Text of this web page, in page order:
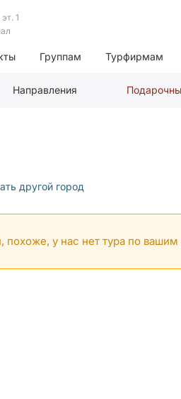
1
Группам Турфирмам
Направления
другой город
похоже, у нас нет тура по